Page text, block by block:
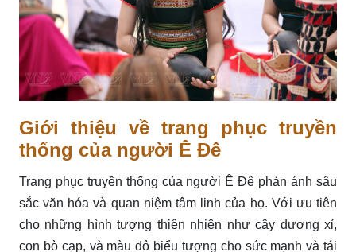
Giới thiệu về trang phục truyền
thống của người Ê Đê
Trang phục truyền thống của người Ê Đê phản ánh sâu
sắc văn hóa và quan niệm tâm linh của họ. Với ưu tiên
cho những hình tượng thiên nhiên như cây dương xỉ,
con bò cạp, và màu đỏ biểu tượng cho sức mạnh và tái